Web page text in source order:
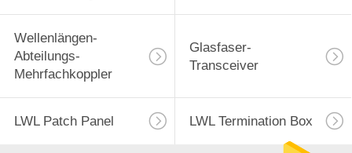
Wellenlängen-
Abteilungs-
Mehrfachkoppler
Glasfaser-
Transceiver
LWL Patch Panel LWL Termination Box